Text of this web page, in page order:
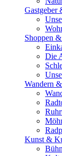
Gastgeber
Shoppen
Die
Wandern
Kunst &